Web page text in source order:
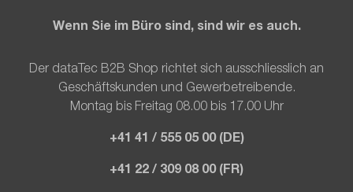
Wenn Sie im Büro sind, sind wir es auch.
Der dataTec B2B Shop richtet sich ausschliesslich an
Geschäftskunden und Gewerbetreibende.
Montag bis Freitag 08.00 bis 17.00 Uhr
+41 41 / 555 05 00 (DE)
+41 22 / 309 08 00 (FR)